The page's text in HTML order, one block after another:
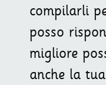
compilarli
posso
migliore
anche la